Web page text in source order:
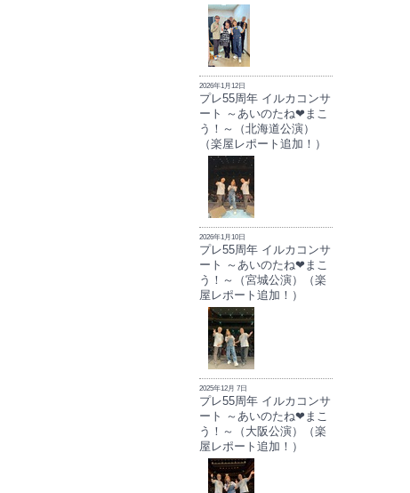
2026年1月12日
プレ55周年 イルカコンサ
ート ～あいのたね❤まこ
う！～（北海道公演）
（楽屋レポート追加！）
2026年1月10日
プレ55周年 イルカコンサ
ート ～あいのたね❤まこ
う！～（宮城公演）（楽
屋レポート追加！）
2025年12月 7日
プレ55周年 イルカコンサ
ート ～あいのたね❤まこ
う！～（大阪公演）（楽
屋レポート追加！）